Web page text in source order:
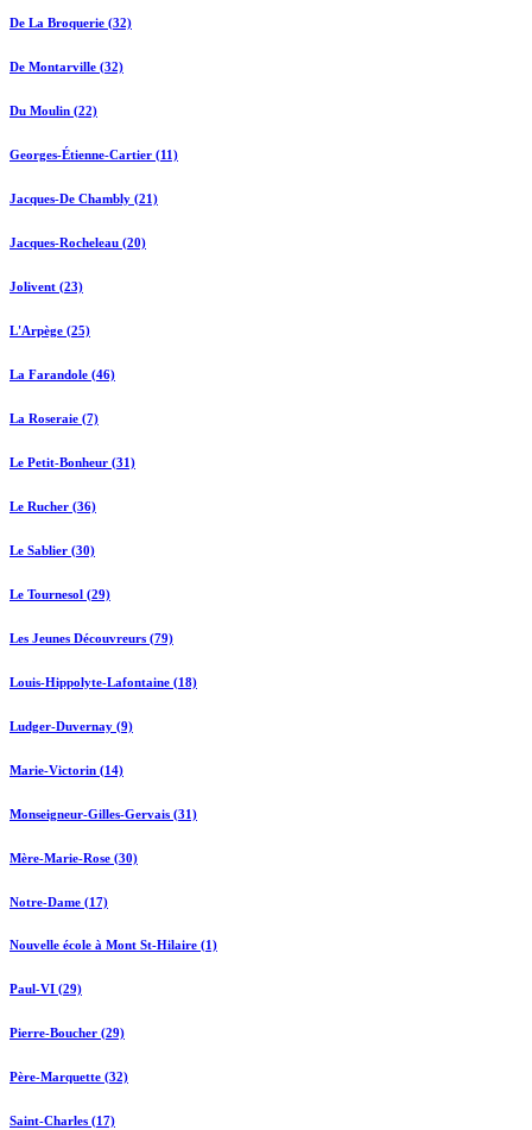
De La Broquerie (32)
De Montarville (32)
Du Moulin (22)
Georges-Étienne-Cartier (11)
Jacques-De Chambly (21)
Jacques-Rocheleau (20)
Jolivent (23)
L'Arpège (25)
La Farandole (46)
La Roseraie (7)
Le Petit-Bonheur (31)
Le Rucher (36)
Le Sablier (30)
Le Tournesol (29)
Les Jeunes Découvreurs (79)
Louis-Hippolyte-Lafontaine (18)
Ludger-Duvernay (9)
Marie-Victorin (14)
Monseigneur-Gilles-Gervais (31)
Mère-Marie-Rose (30)
Notre-Dame (17)
Nouvelle école à Mont St-Hilaire (1)
Paul-VI (29)
Pierre-Boucher (29)
Père-Marquette (32)
Saint-Charles (17)